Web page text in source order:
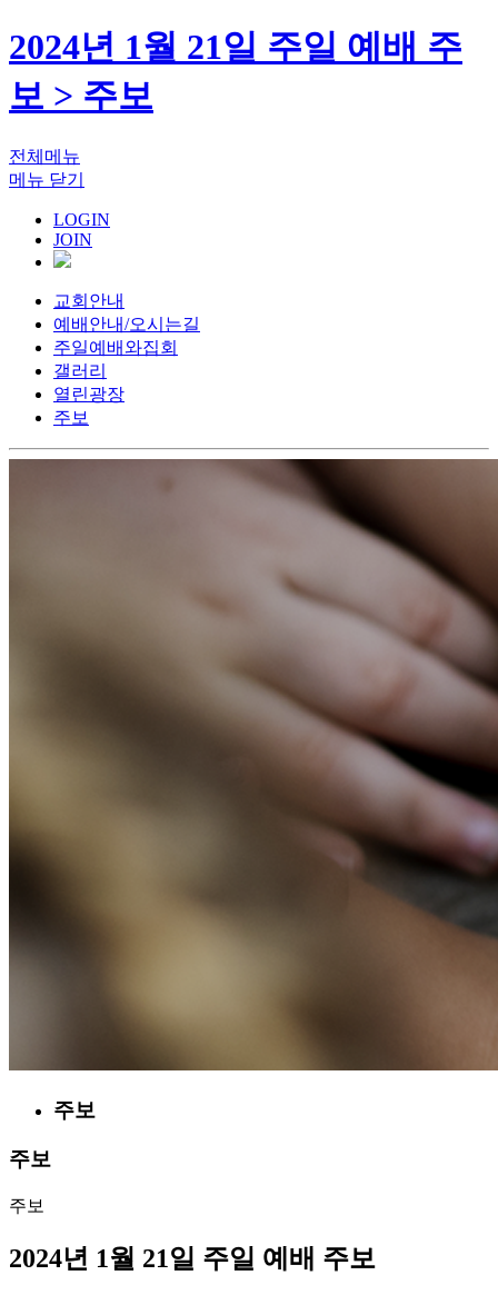
2024년 1월 21일 주일 예배 주
보 > 주보
전체메뉴
메뉴 닫기
LOGIN
JOIN
교회안내
예배안내/오시는길
주일예배와집회
갤러리
열린광장
주보
주보
주보
주보
2024년 1월 21일 주일 예배 주보